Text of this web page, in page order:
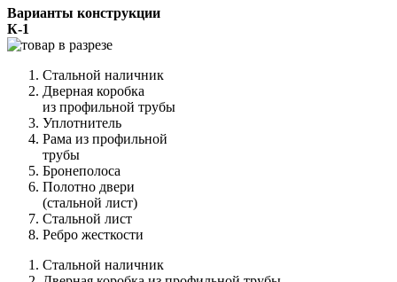
Варианты конструкции
К-1
Стальной наличник
Дверная коробка
из профильной трубы
Уплотнитель
Рама из профильной
трубы
Бронеполоса
Полотно двери
(стальной лист)
Стальной лист
Ребро жесткости
Стальной наличник